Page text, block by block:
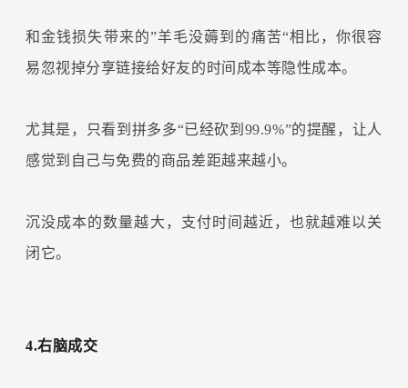
和金钱损失带来的”羊毛没薅到的痛苦“相比，你很容
易忽视掉分享链接给好友的时间成本等隐性成本。
尤其是，只看到拼多多“已经砍到99.9%”的提醒，让人
感觉到自己与免费的商品差距越来越小。
沉没成本的数量越大，支付时间越近，也就越难以关
闭它。
4.右脑成交